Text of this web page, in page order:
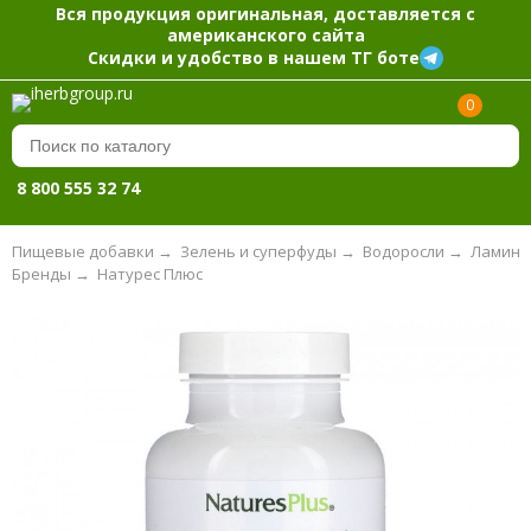
Вся продукция оригинальная, доставляется с
американского сайта
Скидки и удобство в нашем ТГ боте
0
8 800 555 32 74
Пищевые добавки → Зелень и суперфуды → Водоросли →
Натурес Плюс
Бренды →